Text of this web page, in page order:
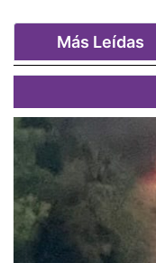
Más Leídas